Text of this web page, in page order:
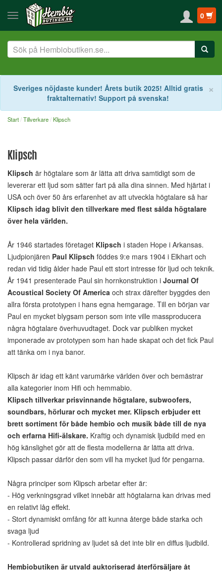
0
×
Sveriges nöjdaste kunder! Årets butik 2025! Alltid gratis
fraktalternativ! Support på svenska!
Start Tillverkare Klipsch
Klipsch
Klipsch är högtalare som är lätta att driva samtidigt som de
levererar ett ljud som sätter fart på alla dina sinnen. Med hjärtat i
USA och över 50 års erfarenhet av att utveckla högtalare så har
Klipsch idag blivit den tillverkare med flest sålda högtalare
över hela världen.
År 1946 startades företaget Klipsch i staden Hope i Arkansas.
Ljudpionjären Paul Klipsch föddes 9:e mars 1904 i Elkhart och
redan vid tidig ålder hade Paul ett stort intresse för ljud och teknik.
År 1941 presenterade Paul sin hornkonstruktion i Journal Of
Acoustical Society Of America och strax därefter byggdes den
allra första prototypen i hans egna hemgarage. Till en början var
Paul en mycket blygsam person som inte ville massproducera
några högtalare överhuvudtaget. Dock var publiken mycket
imponerade av prototypen som han hade skapat och det fick Paul
att tänka om i nya banor.
Klipsch är idag ett känt varumärke världen över och bemästrar
alla kategorier inom Hifi och hemmabio.
Klipsch tillverkar prisvinnande högtalare, subwoofers,
soundbars, hörlurar och mycket mer. Klipsch erbjuder ett
brett sortiment för både hembio och musik både till de nya
och erfarna Hifi-älskare. Kraftig och dynamisk ljudbild med en
hög känslighet gör att de flesta modellerna är lätta att driva.
Klipsch passar därför den som vill ha mycket ljud för pengarna.
Några principer som Klipsch arbetar efter är:
- Hög verkningsgrad vilket innebär att högtalarna kan drivas med
en relativt låg effekt.
- Stort dynamiskt omfång för att kunna återge både starka och
svaga ljud
- Kontrollerad spridning av ljudet så det inte blir en diffus ljudbild.
Hembiobutiken är utvald auktoriserad återförsäljare åt